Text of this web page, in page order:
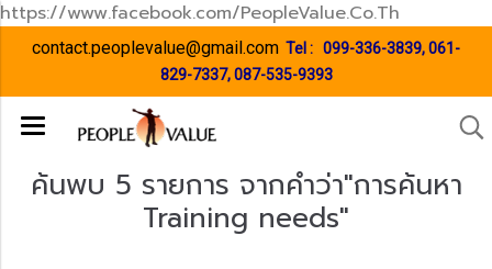
https://www.facebook.com/PeopleValue.Co.Th
contact.peoplevalue@gmail.com Tel : 099-336-3839,061-
829-7337,087-535-9393
ค้นพบ 5 รายการ จากคำว่า"การค้นหา
Training needs"